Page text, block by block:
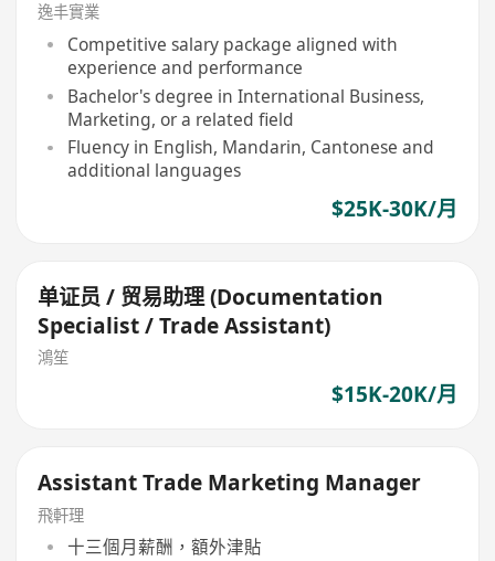
逸丰實業
Competitive salary package aligned with
experience and performance
Bachelor's degree in International Business,
Marketing, or a related field
Fluency in English, Mandarin, Cantonese and
additional languages
$25K-30K/月
单证员 / 贸易助理 (Documentation
Specialist / Trade Assistant)
鴻笙
$15K-20K/月
Assistant Trade Marketing Manager
飛軒理
十三個月薪酬，額外津貼